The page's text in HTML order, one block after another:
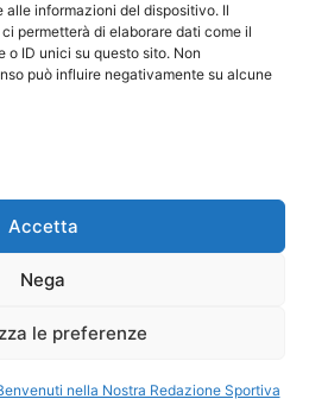
informazioni del dispositivo. Il
permetterà di elaborare dati come il
ID unici su questo sito. Non
può influire negativamente su alcune
Accetta
Nega
le preferenze
nella Nostra Redazione Sportiva
questo momento
Potrebbe Essere per
Ascendendo alla Quinta
Verificato